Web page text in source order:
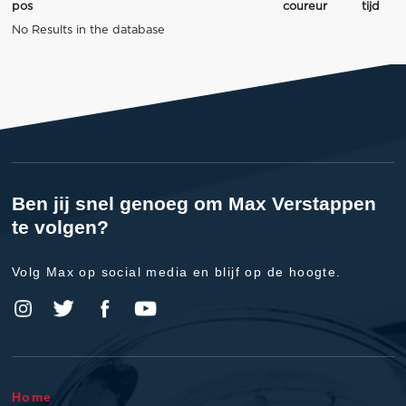
pos coureur
tijd
No Results in the database
Ben jij snel genoeg om Max Verstappen
te volgen?
Volg Max op social media en blijf op de hoogte.
Home